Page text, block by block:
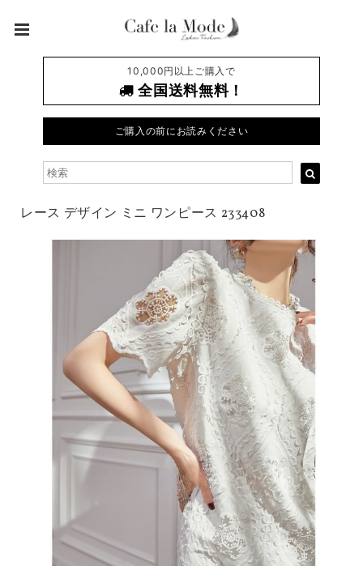
10,000円以上ご購入で
全国送料無料！
ご購入の前にお読みください
レース デザイン ミニ ワンピース 233408